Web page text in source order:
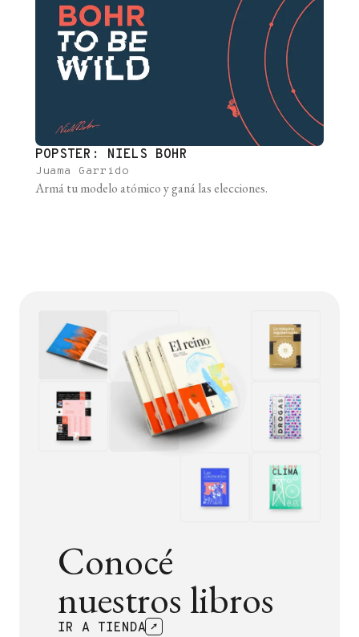
POPSTER: NIELS BOHR
Juama Garrido
Armá tu modelo atómico y ganá las elecciones.
Conocé
nuestros libros
IR A TIENDA